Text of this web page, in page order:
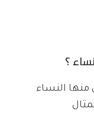
؟
النساء